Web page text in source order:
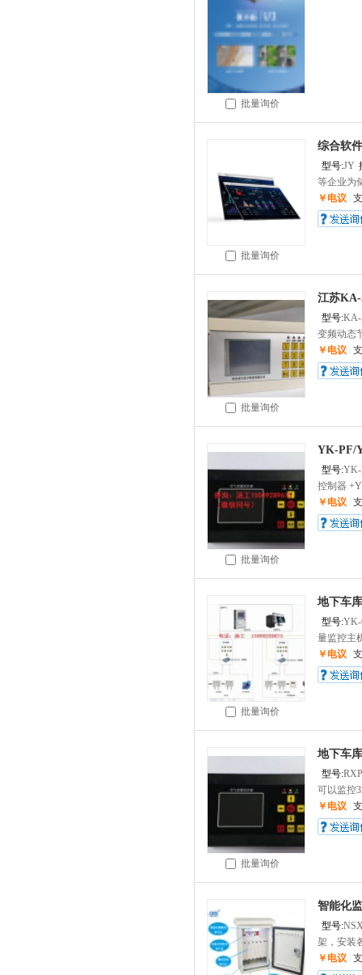
批量询价
批量询价
综合软
型号:JY
等企业为
￥电议
批量询价
江苏KA-
型号:KA-
变频动态
￥电议
批量询价
YK-PF/
型号:YK-
控制器
￥电议
批量询价
地下车
型号:
量监控主
￥电议
批量询价
地下车
型号:
可以监控
￥电议
智能化
型号:
架，安装
￥电议